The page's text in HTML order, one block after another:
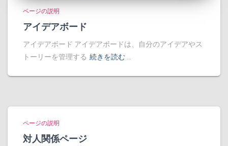
ページの説明
アイデアボード
アイデアボード アイデアボードは、自分のアイデアやス
トーリーを管理する 続きを読む …
ページの説明
対人関係ページ